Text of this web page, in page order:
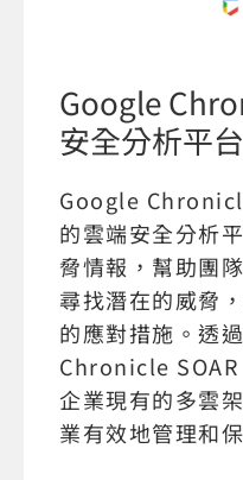
Google
安全分析平台
Google
的雲端安全分析
脅情報，幫助團
尋找潛在的威脅
的應對措施。透
Chronicle SOAR
企業現有的多雲
業有效地管理和